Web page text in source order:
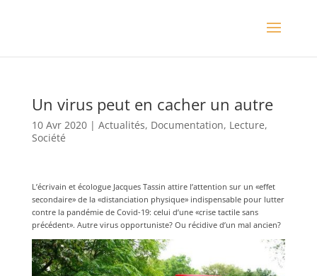
Un virus peut en cacher un autre
10 Avr 2020| Actualités, Documentation, Lecture,
Société
L’écrivain et écologue Jacques Tassin attire l’attention sur un «effet
secondaire» de la «distanciation physique» indispensable pour lutter
contre la pandémie de Covid-19: celui d’une «crise tactile sans
précédent». Autre virus opportuniste? Ou récidive d’un mal ancien?